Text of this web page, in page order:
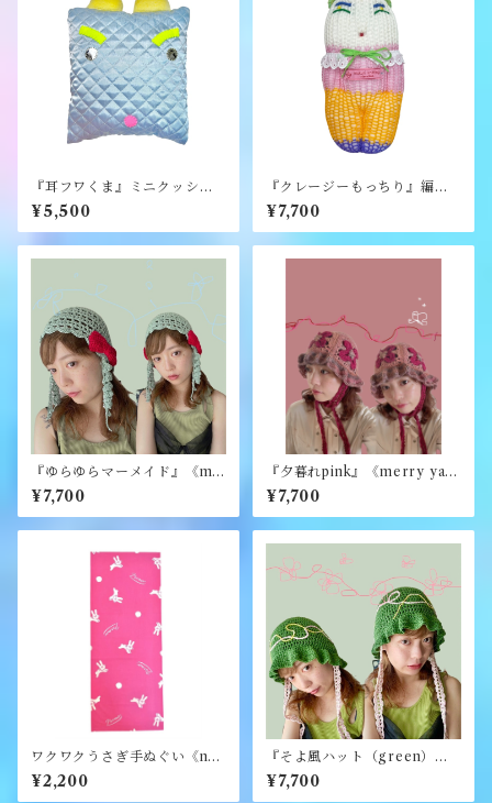
『耳フワくま』ミニクッショ
ン《むくり》
¥5,500
『クレージーもっちり』編み
ぐるみ《むくり》
¥7,700
『ゆらゆらマーメイド』《me
rry yarn》
¥7,700
『夕暮れpink』《merry yar
n》
¥7,700
ワクワクうさぎ手ぬぐい《na
mo.》
¥2,200
『そよ風ハット（green）』
《merry yarn》
¥7,700